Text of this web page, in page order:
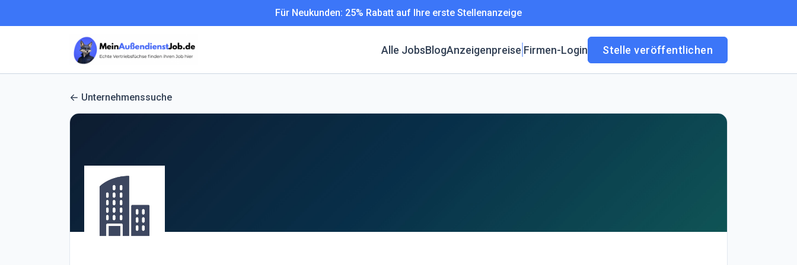
Für Neukunden: 25% Rabatt auf Ihre erste Stellenanzeige
Alle JobsBlogAnzeigenpreise Firmen-Login Stelle veröffentlichen
Unternehmenssuche